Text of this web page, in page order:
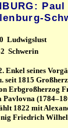
Ludwigslust
Schwerin
Enkel seines
seit 1815
Erbgroßherzog
Pavlovna
1822 mit
Friedrich